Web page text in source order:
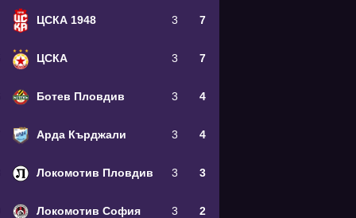
ЦСКА 1948 3 7
ЦСКА 3 7
Ботев Пловдив 3 4
Арда Кърджали 3 4
Локомотив Пловдив 3 3
Локомотив София 3 2